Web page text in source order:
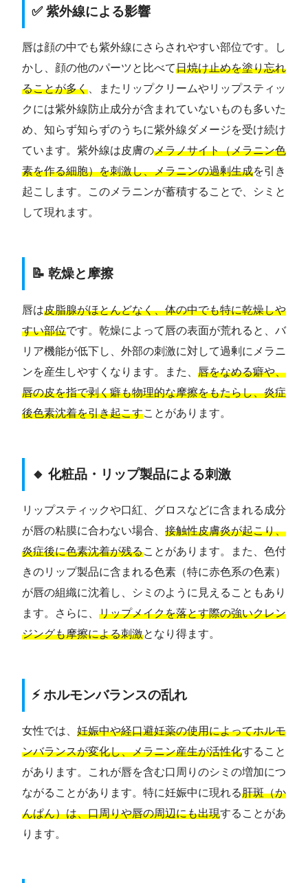
✅ 紫外線による影響
唇は顔の中でも紫外線にさらされやすい部位です。し
かし、顔の他のパーツと比べて日焼け止めを塗り忘れ
ることが多く 、またリップクリームやリップスティッ
クには紫外線防止成分が含まれていないものも多いた
め、知らず知らずのうちに紫外線ダメージを受け続け
ています。紫外線は皮膚のメラノサイト（メラニン色
素を作る細胞）を刺激し、メラニンの過剰生成を引き
起こします。このメラニンが蓄積することで、シミと
して現れます。
📝 乾燥と摩擦
唇は皮脂腺がほとんどなく、体の中でも特に乾燥しや
すい部位です。乾燥によって唇の表面が荒れると、バ
リア機能が低下し、外部の刺激に対して過剰にメラニ
ンを産生しやすくなります。また、 唇をなめる癖や、
唇の皮を指で剥く癖も物理的な摩擦をもたらし、炎症
後色素沈着を引き起こすことがあります。
🔸 化粧品・リップ製品による刺激
リップスティックや口紅、グロスなどに含まれる成分
が唇の粘膜に合わない場合、 接触性皮膚炎が起こり、
炎症後に色素沈着が残ることがあります。また、色付
きのリップ製品に含まれる色素（特に赤色系の色素）
が唇の組織に沈着し、シミのように見えることもあり
ます。さらに、 リップメイクを落とす際の強いクレン
ジングも摩擦による刺激となり得ます。
⚡ ホルモンバランスの乱れ
女性では、 妊娠中や経口避妊薬の使用によってホルモ
ンバランスが変化し、メラニン産生が活性化すること
があります。これが唇を含む口周りのシミの増加につ
ながることがあります。特に妊娠中に現れる肝斑（か
んぱん）は、口周りや唇の周辺にも出現することがあ
ります。